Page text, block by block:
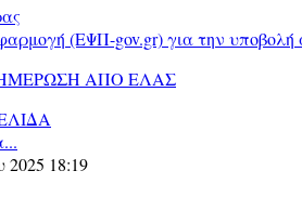
ΑΠΟ ΕΛΑΣ
2025 18:19